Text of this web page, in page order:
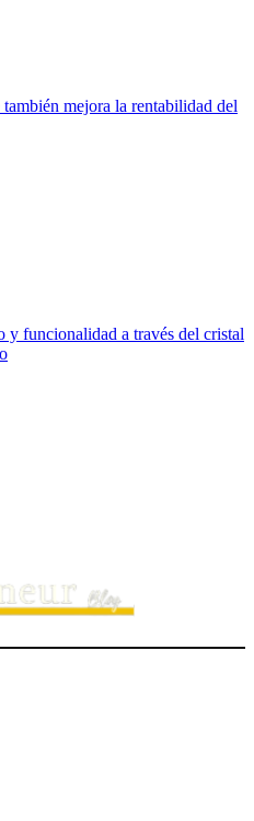
mejora la rentabilidad del
y funcionalidad a través del cristal